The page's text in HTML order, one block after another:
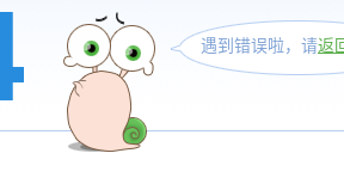
遇到错误啦，请返